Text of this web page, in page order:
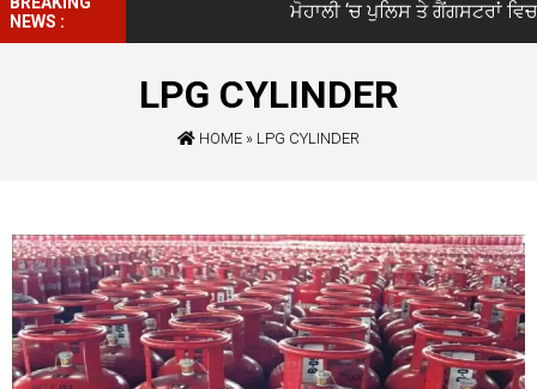
NEWS :
ਮੋਹਾਲੀ ‘ਚ ਪੁਲਿਸ ਤੇ ਗੈਂਗਸਟਰਾਂ
LPG CYLINDER
HOME » LPG CYLINDER